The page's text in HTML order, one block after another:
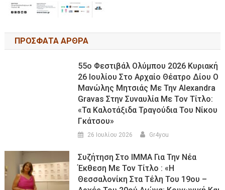
ΠΡΟΣΦΑΤΑ ΑΡΘΡΑ
55ο Φεστιβάλ Ολύμπου 2026 Κυριακή
26 Ιουλίου Στο Αρχαίο Θέατρο Δίου Ο
Μανώλης Μητσιάς Με Την Alexandra
Gravas Στην Συναυλία Με Τον Τίτλο:
«τα Καλοτάξιδα Τραγούδια Του Νίκου
Γκάτσου»
26 Ιουλίου 2026 Gr4you
Συζήτηση Στο ΙΜΜΑ Για Την Νέα
Έκθεση Με Τον Τίτλο : «Η
Θεσσαλονίκη Στα Τέλη Του 19ου –